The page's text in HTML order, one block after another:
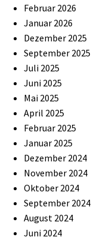
Februar 2026
Januar 2026
Dezember 2025
September 2025
Juli 2025
Juni 2025
Mai 2025
April 2025
Februar 2025
Januar 2025
Dezember 2024
November 2024
Oktober 2024
September 2024
August 2024
Juni 2024